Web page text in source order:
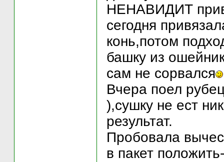
НЕНАВИДИТ
сегодня
конь,потом
башку из
сам не сорвался
Вчера поел
),сушку не ест
результат.
Пробовала
в пакет